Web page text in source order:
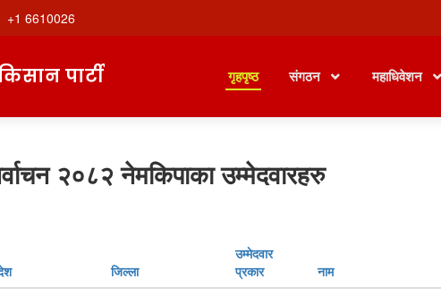
+1 6610026
पार्टी गृहपृष्ठ संगठन महाधिवेशन
२०८२ नेमकिपाका उम्मेदवारहरु
जिल्ला
उम्मेदवार
प्रकार
नाम